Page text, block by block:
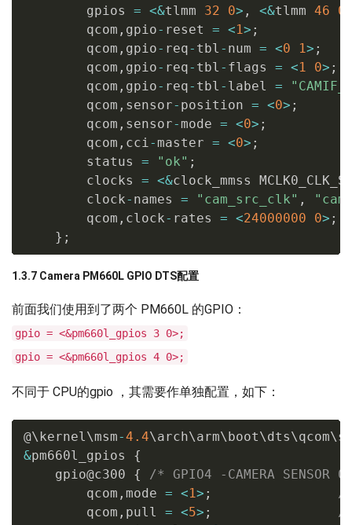
        gpios
= <&tlmm 32 0> , <&tlmm 46 0
        qcom
, gpio- reset = <1> ;
        qcom
, gpio- req- tbl - num = <0 1> ;
        qcom
, gpio- req- tbl - flags = <1 0> ;
        qcom
, gpio- req- tbl - label =
        qcom
, sensor- position = <0> ;
        qcom
, sensor-mode = <0> ;
        qcom
, cci-master = <0> ;
        status
= "ok" ;
        clocks
= <&clock_mmss
        clock
- names = "cam_src_clk" ,
        qcom
, clock- rates = <24000000 0> ;
} ;
1.3.7 Camera PM660L GPIO DTS配置
前面我们使用到了两个 PM660L 的GPIO：
gpio = <&pm660l_gpios 3 0>;
gpio = <&pm660l_gpios 4 0>;
不同于 CPU的gpio ，其需要作单独配置，如下：
@\kernel\msm-4.4
&pm660l_gpios {
    gpio@c300
{
/* GPIO4 -CAMERA SENSOR
        qcom
, mode = <1> ;
/
        qcom
, pull = <5> ;
/